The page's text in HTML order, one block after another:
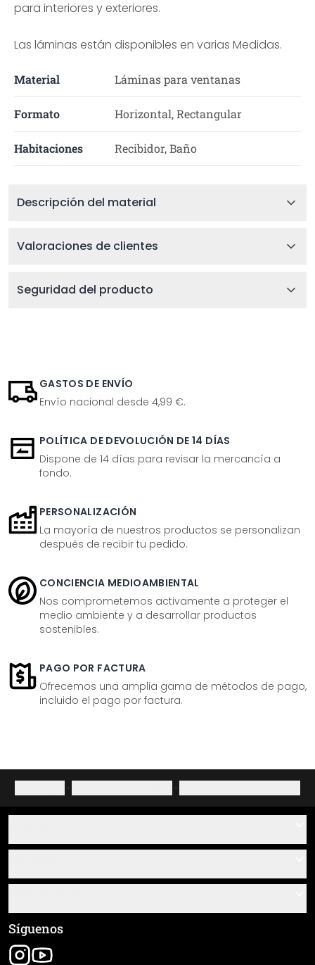
para interiores y exteriores.
Las láminas están disponibles en varias Medidas.
Material Láminas para ventanas
Formato Horizontal, Rectangular
Habitaciones Recibidor, Baño
Descripción del material
Valoraciones de clientes
Seguridad del producto
GASTOS DE ENVÍO
Envío nacional desde 4,99 €.
POLÍTICA DE DEVOLUCIÓN DE 14 DÍAS
Dispone de 14 días para revisar la mercancía a
fondo.
PERSONALIZACIÓN
La mayoría de nuestros productos se personalizan
después de recibir tu pedido.
CONCIENCIA MEDIOAMBIENTAL
Nos comprometemos activamente a proteger el
medio ambiente y a desarrollar productos
sostenibles.
PAGO POR FACTURA
Ofrecemos una amplia gama de métodos de pago,
incluido el pago por factura.
· ·
Sobre nosotros
Resumen de materiales
Seguimiento de envío
Términos y condiciones generales (CGC)
Aviso legal
Síguenos